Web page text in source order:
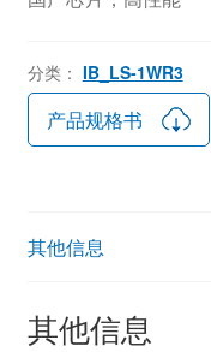
分类： IB_LS-1WR3
产品规格书
其他信息
其他信息